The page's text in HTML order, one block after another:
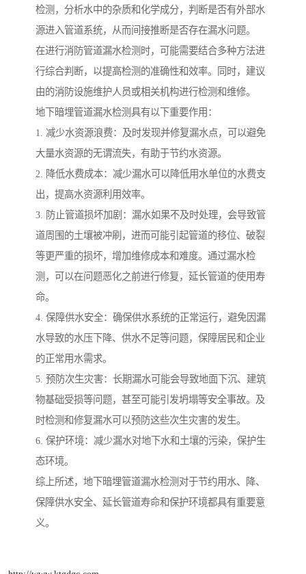
检测，分析水中的杂质和化学成分，判断是否有外部水
源进入管道系统，从而间接推断是否存在漏水问题。
在进行消防管道漏水检测时，可能需要结合多种方法进
行综合判断，以提高检测的准确性和效率。同时，建议
由的消防设施维护人员或相关机构进行检测和维修。
地下暗埋管道漏水检测具有以下重要作用：
1. 减少水资源浪费：及时发现并修复漏水点，可以避免
大量水资源的无谓流失，有助于节约水资源。
2. 降低水费成本：减少漏水可以降低用水单位的水费支
出，提高水资源利用效率。
3. 防止管道损坏加剧：漏水如果不及时处理，会导致管
道周围的土壤被冲刷，进而可能引起管道的移位、破裂
等更严重的损坏，增加维修成本和难度。通过漏水检
测，可以在问题恶化之前进行修复，延长管道的使用寿
命。
4. 保障供水安全：确保供水系统的正常运行，避免因漏
水导致的水压下降、供水不足等问题，保障居民和企业
的正常用水需求。
5. 预防次生灾害：长期漏水可能会导致地面下沉、建筑
物基础受损等问题，甚至可能引发坍塌等安全事故。及
时检测和修复漏水可以预防这些次生灾害的发生。
6. 保护环境：减少漏水对地下水和土壤的污染，保护生
态环境。
综上所述，地下暗埋管道漏水检测对于节约用水、降、
保障供水安全、延长管道寿命和保护环境都具有重要意
义。